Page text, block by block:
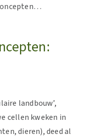
landbouw’,
cellen kweken in
dieren), deed al